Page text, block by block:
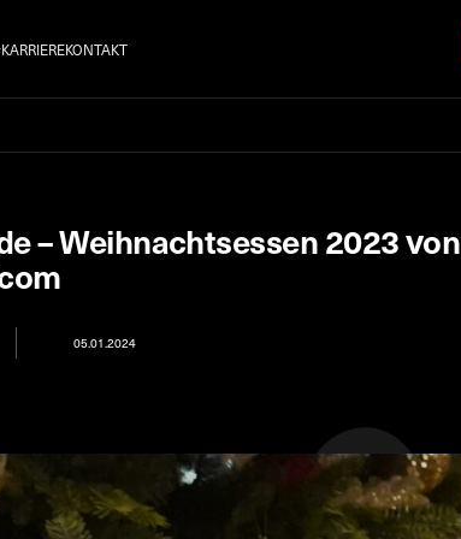
KARRIEREKONTAKT
– Weihnachtsessen 2023 von
05.01.2024